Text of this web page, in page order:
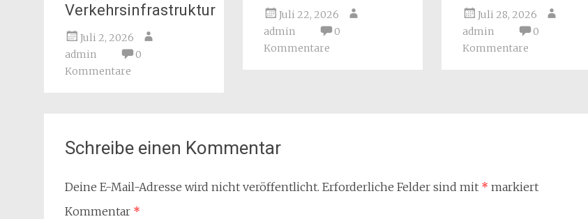
Verkehrsinfrastruktur
Juli 2, 2026
admin
0
Kommentare
Juli 22, 2026
admin
0
Kommentare
Juli 28, 2026
admin
0
Kommentare
Schreibe einen Kommentar
Deine E-Mail-Adresse wird nicht veröffentlicht. Erforderliche Felder sind mit * markiert
Kommentar *